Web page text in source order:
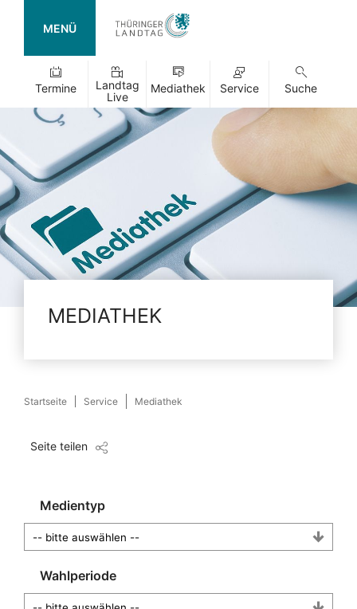
MENÜ
Termine
Landtag
Live
Mediathek Service Suche
MEDIATHEK
Startseite Service Mediathek
Seite teilen
Medientyp
Wahlperiode